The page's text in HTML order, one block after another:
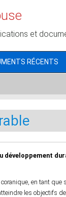
et
RÉCENTS
développement
en tant
les objectifs